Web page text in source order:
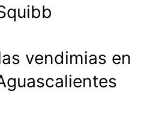
vendimias en